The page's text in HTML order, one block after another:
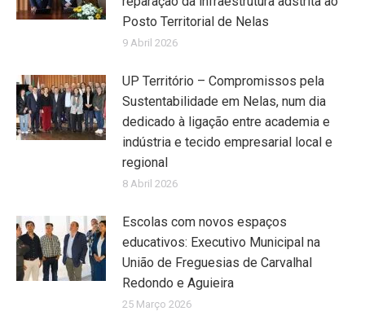
Posto Territorial de Nelas
9 Abril 2026
UP Território – Compromissos pela
Sustentabilidade em Nelas, num dia
dedicado à ligação entre academia e
indústria e tecido empresarial local e
regional
8 Abril 2026
Escolas com novos espaços
educativos: Executivo Municipal na
União de Freguesias de Carvalhal
Redondo e Aguieira
25 Março 2026